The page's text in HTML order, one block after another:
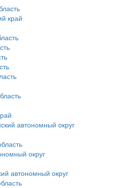
край
автономный округ
округ
автономный округ